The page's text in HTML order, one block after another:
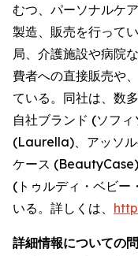
むつ、パーソナルケ
製造、販売を行って
局、介護施設や病院
費者への直接販売や
ている。同社は、数
自社ブランド (ソフ
(Laurella)、アッソ
ケース
(トゥルディ・ベビ
いる。詳しくは、
詳細情報についての